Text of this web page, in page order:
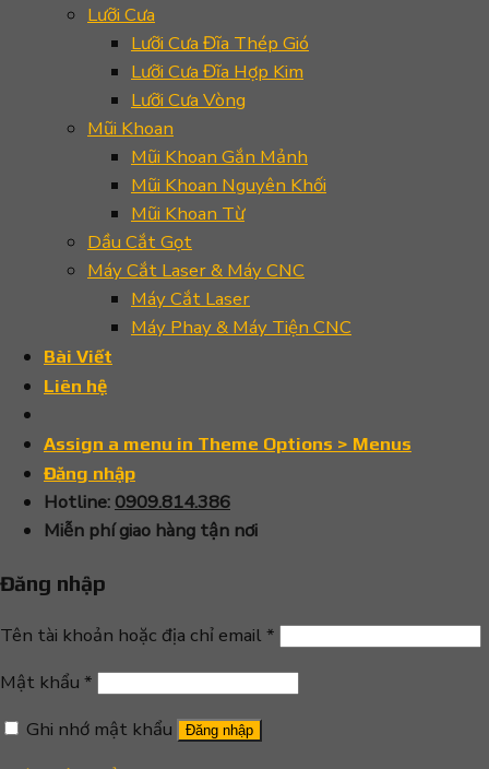
Lưỡi Cưa
Lưỡi Cưa Đĩa Thép Gió
Lưỡi Cưa Đĩa Hợp Kim
Lưỡi Cưa Vòng
Mũi Khoan
Mũi Khoan Gắn Mảnh
Mũi Khoan Nguyên Khối
Mũi Khoan Từ
Dầu Cắt Gọt
Máy Cắt Laser & Máy CNC
Máy Cắt Laser
Máy Phay & Máy Tiện CNC
Bài Viết
Liên hệ
Assign a menu in Theme Options > Menus
Đăng nhập
Hotline: 0909.814.386
Miễn phí giao hàng tận nơi
Đăng nhập
Tên tài khoản hoặc địa chỉ email *
Mật khẩu *
Ghi nhớ mật khẩu
Đăng nhập